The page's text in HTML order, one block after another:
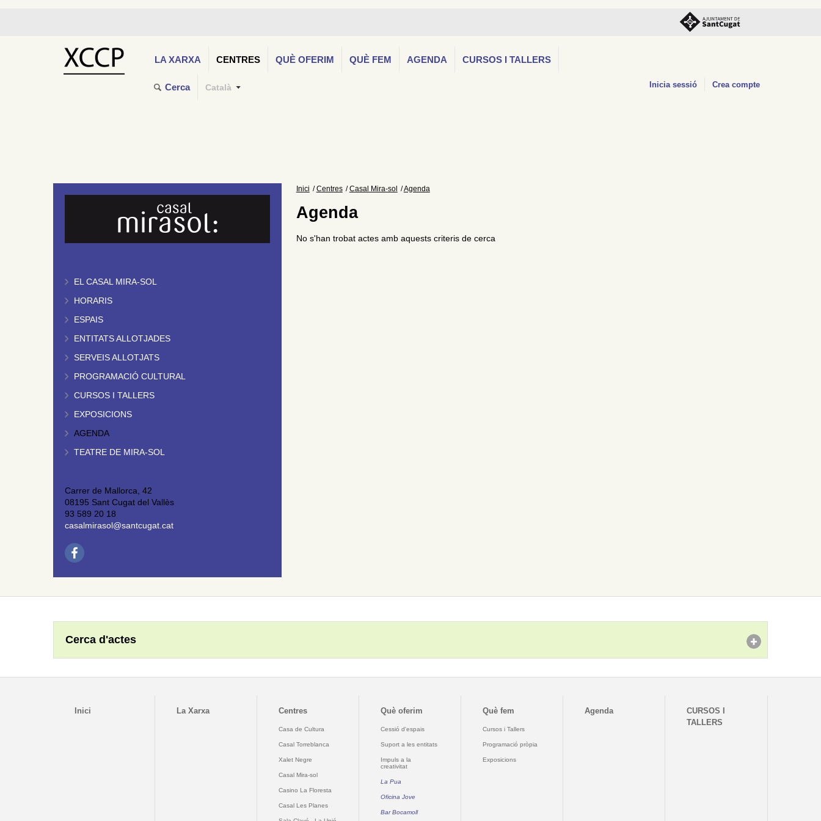
LA XARXA CENTRES QUÈ OFERIM QUÈ FEM AGENDA CURSOS I TALLERS
Cerca Català Inicia sessió Crea compte
EL CASAL MIRA-SOL
HORARIS
ESPAIS
ENTITATS ALLOTJADES
SERVEIS ALLOTJATS
PROGRAMACIÓ CULTURAL
CURSOS I TALLERS
EXPOSICIONS
AGENDA
TEATRE DE MIRA-SOL
Carrer de Mallorca, 42
08195 Sant Cugat del Vallès
93 589 20 18
casalmirasol@santcugat.cat
Inici Centres Casal Mira-sol Agenda
Agenda
No s'han trobat actes amb aquests criteris de cerca
Cerca d'actes
Inici La Xarxa Centres
Casa de Cultura
Casal Torreblanca
Xalet Negre
Casal Mira-sol
Casino La Floresta
Casal Les Planes
Què oferim
Cessió d'espais
Suport a les entitats
Impuls a la
creativitat
La Pua
Oficina Jove
Bar Bocamoll
Què fem
Cursos i Tallers
Programació pròpia
Exposicions
Agenda
CURSOS I
TALLERS